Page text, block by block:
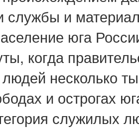
службы и
юга
когда
несколько
и острогах
служилых